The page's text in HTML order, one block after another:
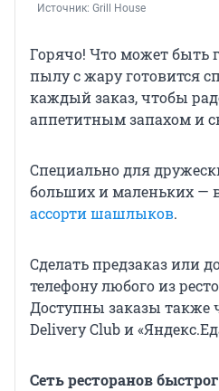
Источник: Grill House
Горячо! Что может быть
пылу с жару готовится
каждый заказ, чтобы
аппетитным запахом и
Специально для
больших и маленьких —
ассорти шашлыков.
Сделать предзаказ или
телефону любого из
Доступны заказы также
Delivery Club и
Сеть ресторанов